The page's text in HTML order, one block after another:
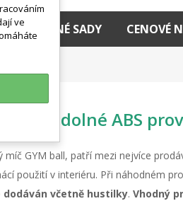
VÝHODNÉ SADY CENOVÉ
cm - odolné ABS
míč GYM ball, patří mezi nejvíce
použití v interiéru. Při náhodném
dodáván včetně hustilky. Vhodný
ve